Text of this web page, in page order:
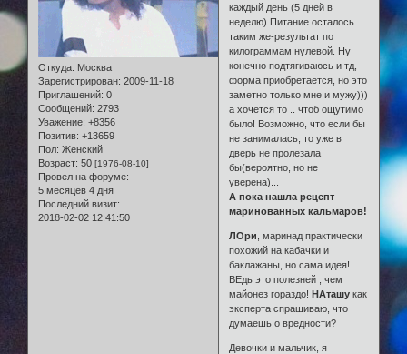
Откуда: Москва
Зарегистрирован: 2009-11-18
Приглашений: 0
Сообщений: 2793
Уважение: +8356
Позитив: +13659
Пол: Женский
Возраст: 50 [1976-08-10]
Провел на форуме:
5 месяцев 4 дня
Последний визит:
2018-02-02 12:41:50
каждый день (5 дней в
неделю) Питание осталось
таким же-результат по
килограммам нулевой. Ну
конечно подтягиваюсь и тд,
форма приобретается, но это
заметно только мне и мужу)))
а хочется то .. чтоб ощутимо
было! Возможно, что если бы
не занималась, то уже в
дверь не пролезала
бы(вероятно, но не
уверена)...
А пока нашла рецепт
маринованных кальмаров!
ЛОри , маринад практически
похожий на кабачки и
баклажаны, но сама идея!
ВЕдь это полезней , чем
майонез гораздо!НАташу как
эксперта спрашиваю, что
думаешь о вредности?
Девочки и мальчик, я